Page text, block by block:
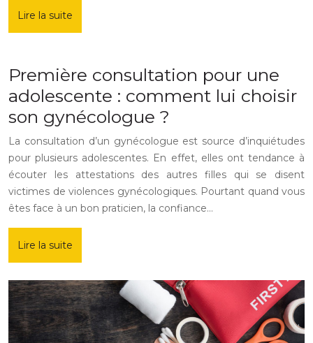
Lire la suite
Première consultation pour une
adolescente : comment lui choisir
son gynécologue ?
La consultation d’un gynécologue est source d’inquiétudes
pour plusieurs adolescentes. En effet, elles ont tendance à
écouter les attestations des autres filles qui se disent
victimes de violences gynécologiques. Pourtant quand vous
êtes face à un bon praticien, la confiance…
Lire la suite